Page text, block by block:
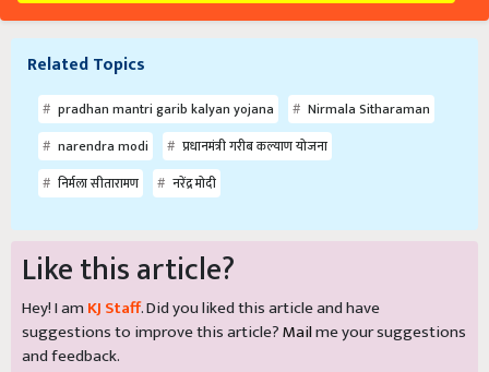
Related Topics
pradhan mantri garib kalyan yojana
Nirmala Sitharaman
narendra modi
प्रधानमंत्री गरीब कल्याण योजना
निर्मला सीतारामण
नरेंद्र मोदी
Like this article?
Hey! I am KJ Staff. Did you liked this article and have
suggestions to improve this article?Mailme your suggestions
and feedback.